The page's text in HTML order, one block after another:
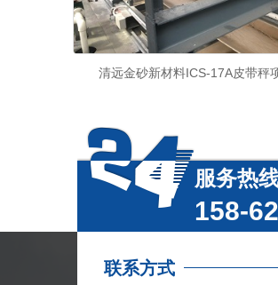
清远金砂新材料ICS-17A皮带秤项
服务热
158-
联系方式